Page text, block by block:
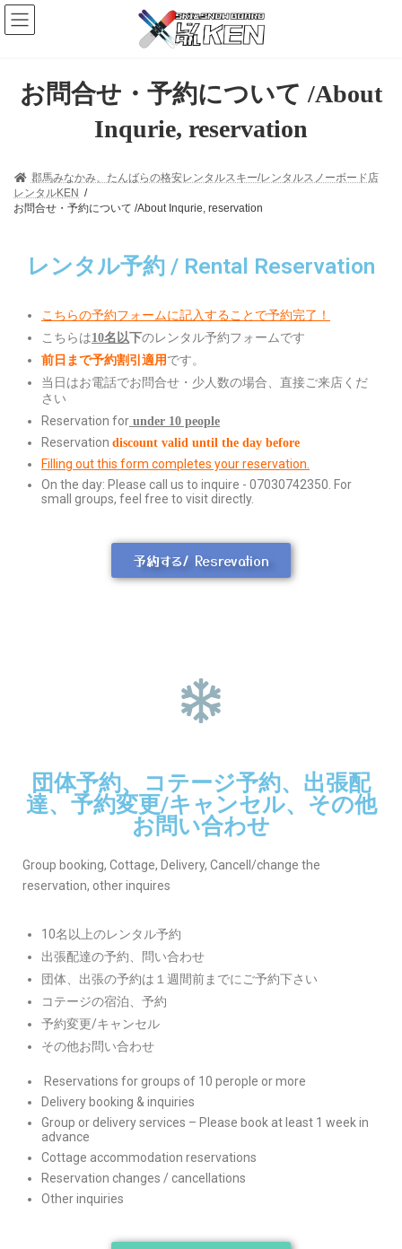
お問合せ・予約について /About
Inqurie, reservation
郡馬みなかみ、たんばらの格安レンタルスキー/レンタルスノーボード店
レンタルKEN
お問合せ・予約について /About Inqurie, reservation
レンタル予約 / Rental Reservation
こちらの予約フォームに記入することで予約完了！
こちらは10名以下のレンタル予約フォームです
前日まで予約割引適用 です。
当日はお電話でお問合せ・少人数の場合、直接ご来店くだ
さい
Reservation for under 10 people
Reservation discount valid until the day before
Filling out this form completes your reservation.
On the day: Please call us to inquire - 07030742350. For
small groups, feel free to visit directly.
予約する/ Resrevation
団体予約、コテージ予約、出張配
達、予約変更/キャンセル、その他
お問い合わせ
Group booking, Cottage, Delivery, Cancell/change the
reservation, other inquires
10名以上のレンタル予約
出張配達の予約、問い合わせ
団体、出張の予約は１週間前までにご予約下さい
コテージの宿泊、予約
予約変更/キャンセル
その他お問い合わせ
Reservations for groups of 10 perople or more
Delivery booking & inquiries
Group or delivery services – Please book at least 1 week in
advance
Cottage accommodation reservations
Reservation changes / cancellations
Other inquiries